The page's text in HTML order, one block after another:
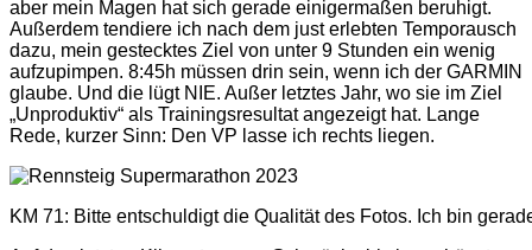
aber mein Magen hat sich gerade einigermaßen beruhigt.
Außerdem tendiere ich nach dem just erlebten Temporausch
dazu, mein gestecktes Ziel von unter 9 Stunden ein wenig
aufzupimpen. 8:45h müssen drin sein, wenn ich der GARMIN
glaube. Und die lügt NIE. Außer letztes Jahr, wo sie im Ziel
„Unproduktiv“ als Trainingsresultat angezeigt hat. Lange
Rede, kurzer Sinn: Den VP lasse ich rechts liegen.
KM 71: Bitte entschuldigt die Qualität des Fotos. Ich bin